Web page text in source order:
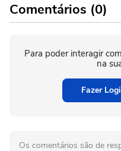
Comentários (0)
Para poder interagir
na
Fazer
Os comentários são de